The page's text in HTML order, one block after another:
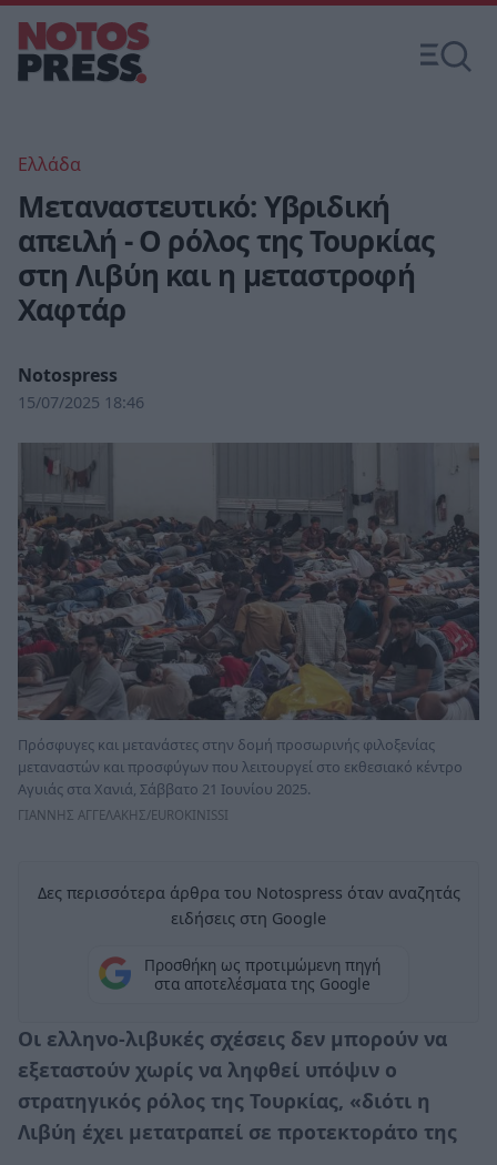
Ελλάδα
Μεταναστευτικό: Υβριδική
απειλή - Ο ρόλος της Τουρκίας
στη Λιβύη και η μεταστροφή
Χαφτάρ
Notospress
15/07/2025 18:46
Πρόσφυγες και μετανάστες στην δομή προσωρινής φιλοξενίας
μεταναστών και προσφύγων που λειτουργεί στο εκθεσιακό κέντρο
Αγυιάς στα Χανιά, Σάββατο 21 Ιουνίου 2025.
ΓΙΑΝΝΗΣ ΑΓΓΕΛΑΚΗΣ/EUROKINISSI
Δες περισσότερα άρθρα του Notospress όταν αναζητάς
ειδήσεις στη Google
Προσθήκη ως προτιμώμενη πηγή
στα αποτελέσματα της Google
Οι ελληνο-λιβυκές σχέσεις δεν μπορούν να
εξεταστούν χωρίς να ληφθεί υπόψιν ο
στρατηγικός ρόλος της Τουρκίας, «διότι η
Λιβύη έχει μετατραπεί σε προτεκτοράτο της